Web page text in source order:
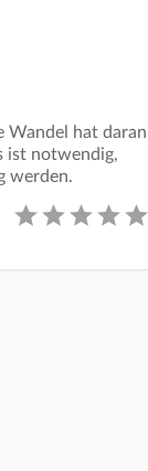
Wandel hat daran
ist notwendig,
werden.